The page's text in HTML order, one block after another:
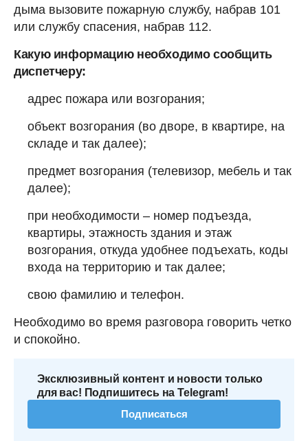
дыма вызовите пожарную службу, набрав 101
или службу спасения, набрав 112.
Какую информацию необходимо сообщить
диспетчеру:
адрес пожара или возгорания;
объект возгорания (во дворе, в квартире, на
складе и так далее);
предмет возгорания (телевизор, мебель и так
далее);
при необходимости – номер подъезда,
квартиры, этажность здания и этаж
возгорания, откуда удобнее подъехать, коды
входа на территорию и так далее;
свою фамилию и телефон.
Необходимо во время разговора говорить четко
и спокойно.
Эксклюзивный контент и новости только
для вас! Подпишитесь на Telegram!
Подписаться